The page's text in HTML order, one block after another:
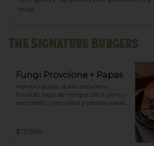
más
The Signature Burgers
Fungi Provolone + Papas
Hamburguesa, queso provoleta
fundido, ragú de hongos ostra, paris y
portobello, mayo alioli y cebolla asada.
$13.900